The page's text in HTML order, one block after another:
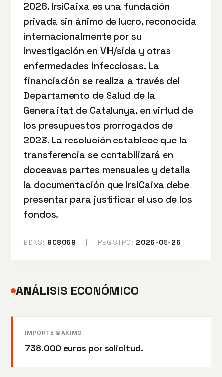
2026. IrsiCaixa es una fundación
privada sin ánimo de lucro, reconocida
internacionalmente por su
investigación en VIH/sida y otras
enfermedades infecciosas. La
financiación se realiza a través del
Departamento de Salud de la
Generalitat de Catalunya, en virtud de
los presupuestos prorrogados de
2023. La resolución establece que la
transferencia se contabilizará en
doceavas partes mensuales y detalla
la documentación que IrsiCaixa debe
presentar para justificar el uso de los
fondos.
BDNS: 908069 REGISTRO: 2026-05-26
ANÁLISIS ECONÓMICO
IMPORTE MÁXIMO
738.000 euros por solicitud.